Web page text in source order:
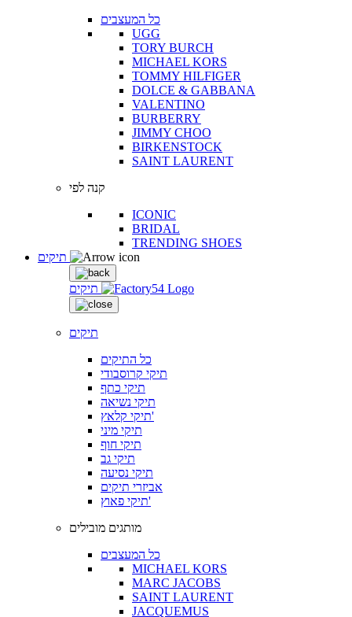
כל המעצבים
UGG
TORY BURCH
MICHAEL KORS
TOMMY HILFIGER
DOLCE & GABBANA
VALENTINO
BURBERRY
JIMMY CHOO
BIRKENSTOCK
SAINT LAURENT
קנה לפי
ICONIC
BRIDAL
TRENDING SHOES
תיקים
תיקים
כל התיקים
תיקי קרוסבודי
תיקי כתף
תיקי נשיאה
תיקי קלאץ'
תיקי מיני
תיקי חוף
תיקי גב
תיקי נסיעה
אביזרי תיקים
תיקי פאוץ'
מותגים מובילים
כל המעצבים
MICHAEL KORS
MARC JACOBS
SAINT LAURENT
JACQUEMUS